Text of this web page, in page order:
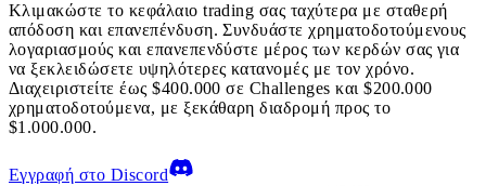
Κλιμακώστε το κεφάλαιο trading σας ταχύτερα με σταθερή
απόδοση και επανεπένδυση. Συνδυάστε χρηματοδοτούμενους
λογαριασμούς και επανεπενδύστε μέρος των κερδών σας για
να ξεκλειδώσετε υψηλότερες κατανομές με τον χρόνο.
Διαχειριστείτε έως $400.000 σε Challenges και $200.000
χρηματοδοτούμενα, με ξεκάθαρη διαδρομή προς το
$1.000.000.
Εγγραφή στο Discord